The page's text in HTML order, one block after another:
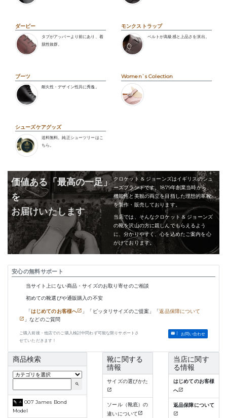
ダービー
タブがアッパーより前にあり、着
脱性抜群。
モンクストラップ
ベルトが高級感と上品さを演出。
ブーツ
耐久性・デザイン性共に秀逸。
Women`s Colection
シューズケアグッズ
送料無料。純正シューツリーはこ
ちら。
価値ある「最高の一足」
を
お届けいたします
クロケット & ジョーンズはイギリスのシュ
ーズブランドです。1879年創業当時から、
機能性と美観の両立を目指した理想的革靴
を製作・販売しております。
当店では、そんなクロケット & ジョーンズ
の靴を沢山の方に親しんでもらえるよう
に、分かりやすく、心を込めたご案内を心
がけております。
安心の無料サポート
当サイト上にない商品・サイズのお取り寄せのご相談
初めての靴選びや通販購入の不安
「はじめてのお客様へ 」「ピッタリサイズのご提案」「返品保障について
」などのご質問
ご購入前後・他店でのご購入検討中問わず可能な限りサポートさ
せていただきます！
お問い合わせ
商品検索
search
007 James Bond
Model
靴に関する
情報
サイズの選びかた
ソール（靴底）の
違いについて
当店に関す
る情報
はじめてのお客様
へ
返品保障について